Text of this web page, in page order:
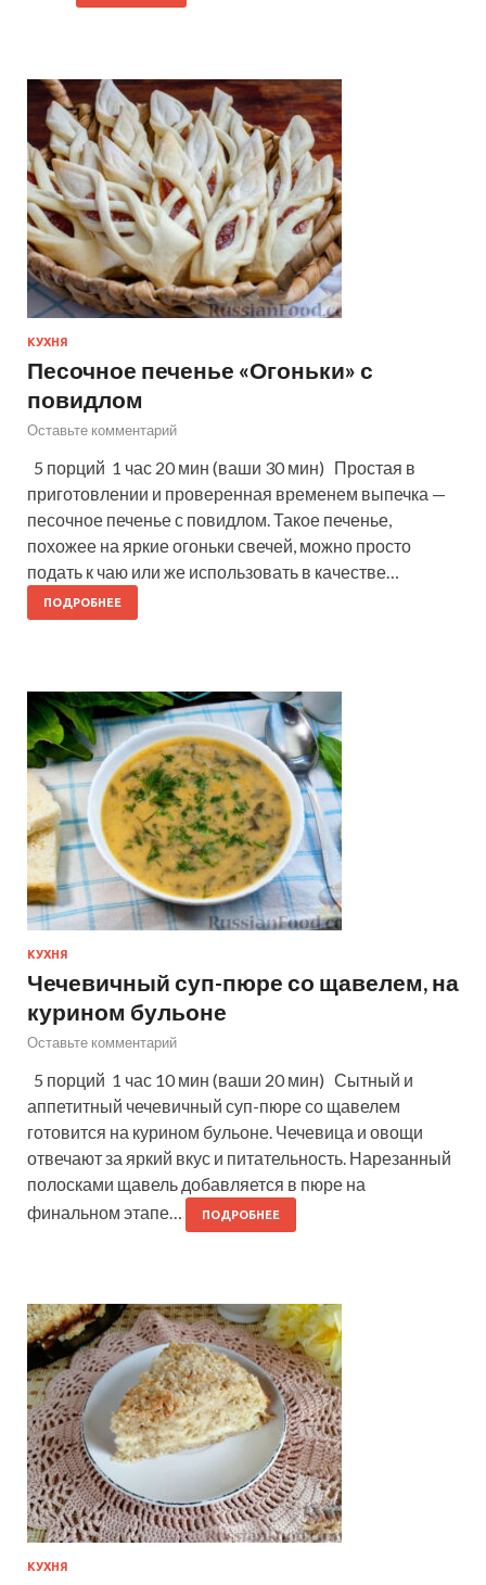
КУХНЯ
Песочное печенье «Огоньки» с
повидлом
Оставьте комментарий
5 порций 1 час 20 мин (ваши 30 мин) Простая в
приготовлении и проверенная временем выпечка —
песочное печенье с повидлом. Такое печенье,
похожее на яркие огоньки свечей, можно просто
подать к чаю или же использовать в качестве…
ПОДРОБНЕЕ
КУХНЯ
Чечевичный суп-пюре со щавелем, на
курином бульоне
Оставьте комментарий
5 порций 1 час 10 мин (ваши 20 мин) Сытный и
аппетитный чечевичный суп-пюре со щавелем
готовится на курином бульоне. Чечевица и овощи
отвечают за яркий вкус и питательность. Нарезанный
полосками щавель добавляется в пюре на
финальном этапе…
ПОДРОБНЕЕ
КУХНЯ